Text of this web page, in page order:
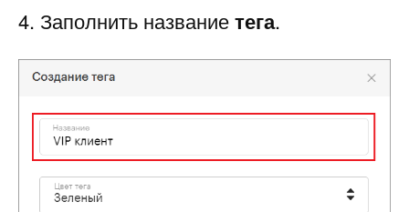
4. Заполнить названиетега.